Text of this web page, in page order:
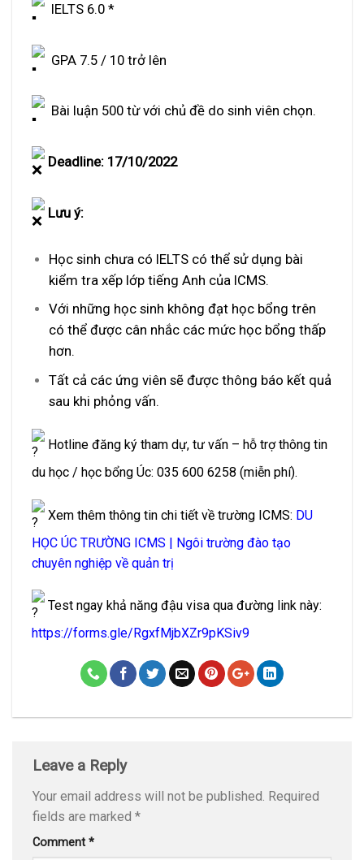
IELTS 6.0 *
GPA 7.5 / 10 trở lên
Bài luận 500 từ với chủ đề do sinh viên chọn.
Deadline: 17/10/2022
Lưu ý:
Học sinh chưa có IELTS có thể sử dụng bài
kiểm tra xếp lớp tiếng Anh của ICMS.
Với những học sinh không đạt học bổng trên
có thể được cân nhắc các mức học bổng thấp
hơn.
Tất cả các ứng viên sẽ được thông báo kết quả
sau khi phỏng vấn.
Hotline đăng ký tham dự, tư vấn – hỗ trợ thông tin
du học / học bổng Úc: 035 600 6258 (miễn phí).
Xem thêm thông tin chi tiết về trường ICMS: DU
HỌC ÚC TRƯỜNG ICMS | Ngôi trường đào tạo
chuyên nghiệp về quản trị
Test ngay khả năng đậu visa qua đường link này:
https://forms.gle/RgxfMjbXZr9pKSiv9
Leave a Reply
Your email address will not be published. Required
fields are marked *
Comment *